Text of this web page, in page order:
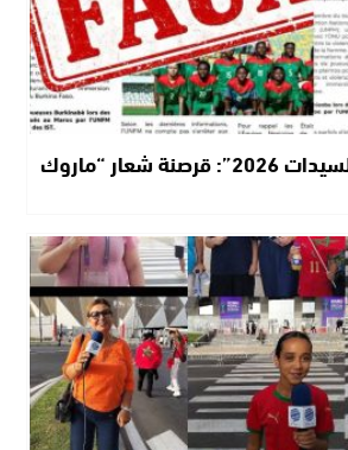
خبر زائف / “كان السيدات 2026”: قرصنة شعار “ماروك